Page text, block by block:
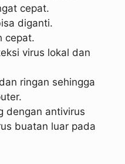
cepat.
diganti.
cepat.
virus lokal dan
ringan sehingga
dengan antivirus
buatan luar pada